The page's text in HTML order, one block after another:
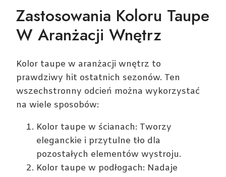
Zastosowania Koloru Taupe
W Aranżacji Wnętrz
Kolor taupe w aranżacji wnętrz to
prawdziwy hit ostatnich sezonów. Ten
wszechstronny odcień można wykorzystać
na wiele sposobów:
Kolor taupe w ścianach: Tworzy
eleganckie i przytulne tło dla
pozostałych elementów wystroju.
Kolor taupe w podłogach: Nadaje